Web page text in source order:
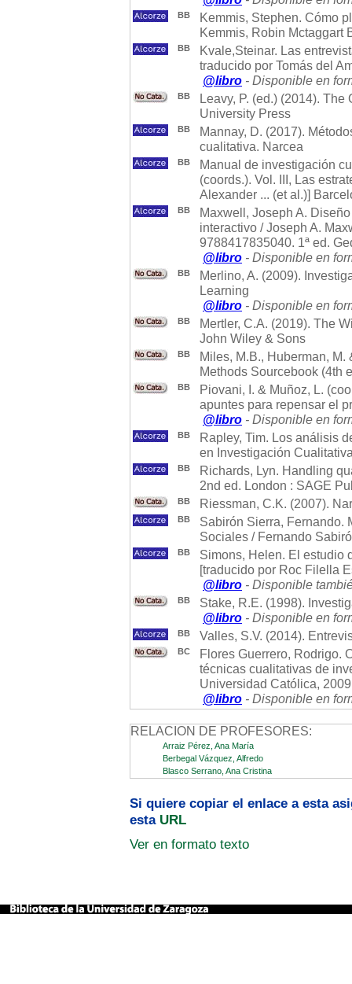
BB
Kemmis, Stephen. Cómo
Kemmis, Robin Mctaggart
BB
Kvale,Steinar. Las
traducido por Tomás del
@libro - Disponible en
BB
Leavy, P. (ed.) (2014).
University Press
BB
Mannay, D. (2017).
cualitativa. Narcea
BB
Manual de investigación
(coords.). Vol. III, Las
Alexander ... (et al.)]
BB
Maxwell, Joseph A.
interactivo / Joseph A.
9788417835040. 1ª ed.
@libro - Disponible en
BB
Merlino, A. (2009).
Learning
@libro - Disponible en
BB
Mertler, C.A. (2019). The
John Wiley & Sons
BB
Miles, M.B., Huberman,
Methods Sourcebook (4th
BB
Piovani, I. & Muñoz, L.
apuntes para repensar el
@libro - Disponible en
BB
Rapley, Tim. Los análisis
en Investigación
BB
Richards, Lyn. Handling
2nd ed. London : SAGE
BB Riessman, C.K. (2007).
BB
Sabirón Sierra, Fernando.
Sociales / Fernando
BB
Simons, Helen. El estudio
[traducido por Roc Filella
@libro - Disponible
BB
Stake, R.E. (1998).
@libro - Disponible en
BB Valles, S.V. (2014).
BC
Flores Guerrero, Rodrigo.
técnicas cualitativas de
Universidad Católica, 2009
@libro - Disponible en
RELACION DE PROFESORES:
Arraiz Pérez, Ana María
Berbegal Vázquez, Alfredo
Blasco Serrano, Ana Cristina
Si quiere copiar el enlace a esta
esta URL
Ver en formato texto